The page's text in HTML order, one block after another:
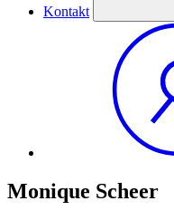
Kontakt
Monique Scheer